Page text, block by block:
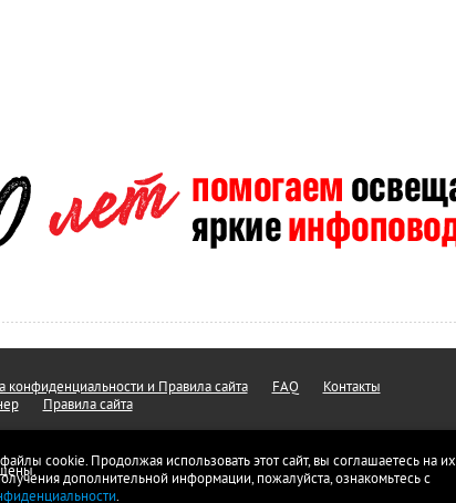
cookie. Продолжая использовать этот сайт, вы соглашаетесь на их
дополнительной информации, пожалуйста, ознакомьтесь с
.
конфиденциальности и Правила сайта FAQ
Контакты
Правила сайта